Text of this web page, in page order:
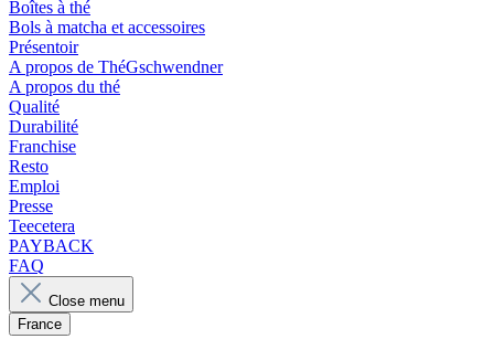
Boîtes à thé
Bols à matcha et accessoires
Présentoir
A propos de ThéGschwendner
A propos du thé
Qualité
Durabilité
Franchise
Resto
Emploi
Presse
Teecetera
PAYBACK
FAQ
Close menu
France